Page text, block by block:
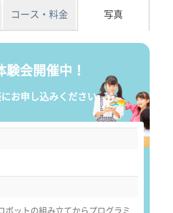
コース・料金 写真
験会開催中！
にお申し込みください。
ボットの組み立てからプログラミ